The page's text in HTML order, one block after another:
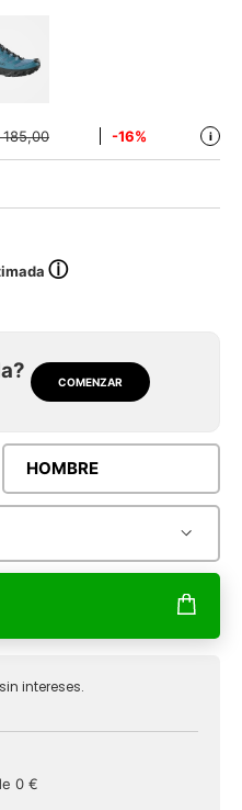
-16% i
ⓘ
COMENZAR
HOMBRE
0 €